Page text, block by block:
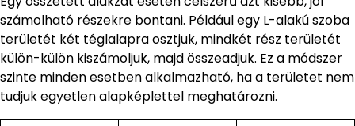
számolható részekre bontani. Például egy L-alakú szoba
területét két téglalapra osztjuk, mindkét rész területét
külön-külön kiszámoljuk, majd összeadjuk. Ez a módszer
szinte minden esetben alkalmazható, ha a területet nem
tudjuk egyetlen alapképlettel meghatározni.